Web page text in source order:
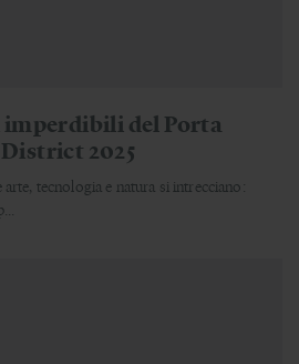
del Porta
2025
tecnologia e natura si intrecciano: